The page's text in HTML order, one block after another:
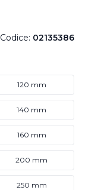
Codice: 02135386
120 mm
140 mm
160 mm
200 mm
250 mm